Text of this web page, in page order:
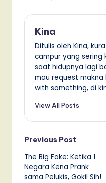
Kina
Ditulis oleh Kina,
campur yang sering
saat hidupnya lagi
mau request makna
with something, di
View All Posts
Post
navigation
Previous Post
The Big Fake: Ketika 1
Negara Kena Prank
sama Pelukis, Gokil Sih!